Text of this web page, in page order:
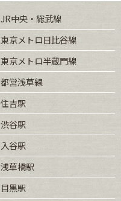
JR中央・総武線
東京メトロ日比谷線
東京メトロ半蔵門線
都営浅草線
住吉駅
渋谷駅
入谷駅
浅草橋駅
目黒駅